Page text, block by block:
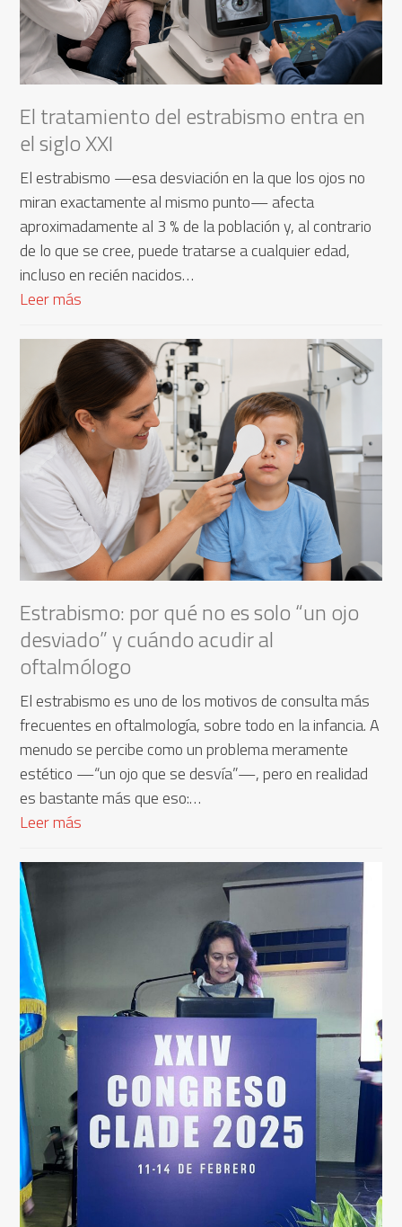
El tratamiento del estrabismo entra en
el siglo XXI
El estrabismo —esa desviación en la que los ojos no
miran exactamente al mismo punto— afecta
aproximadamente al 3 % de la población y, al contrario
de lo que se cree, puede tratarse a cualquier edad,
incluso en recién nacidos…
Leer más
Estrabismo: por qué no es solo “un ojo
desviado” y cuándo acudir al
oftalmólogo
El estrabismo es uno de los motivos de consulta más
frecuentes en oftalmología, sobre todo en la infancia. A
menudo se percibe como un problema meramente
estético —“un ojo que se desvía”—, pero en realidad
es bastante más que eso:…
Leer más